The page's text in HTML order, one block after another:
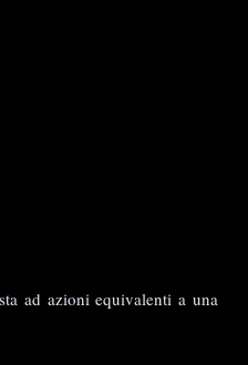
ad azioni equivalenti a una